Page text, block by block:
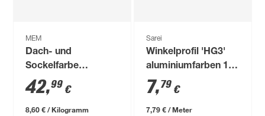
MEM
Dach- und
Sockelfarbe
ziegelrot 5 kg
42,99 €
8,60 € / Kilogramm
Sarei
Winkelprofil 'HG3'
aluminiumfarben 100
x 13,7 x 0,063 cm
7,79 €
7,79 € / Meter